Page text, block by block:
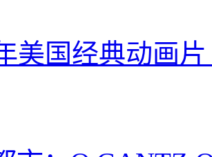
美国经典动画